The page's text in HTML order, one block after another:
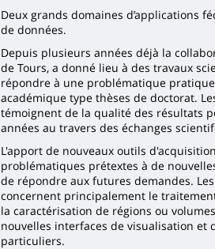
Deux grands domaines d’applications
de données.
Depuis plusieurs années déjà la
de Tours, a donné lieu à des travaux
répondre à une problématique
académique type thèses de doctorat.
témoignent de la qualité des résultats
années au travers des échanges
L'apport de nouveaux outils
problématiques prétextes à de
de répondre aux futures demandes.
concernent principalement le
la caractérisation de régions ou
nouvelles interfaces de visualisation
particuliers.